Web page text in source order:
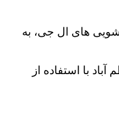
های ال جی، به
با استفاده از